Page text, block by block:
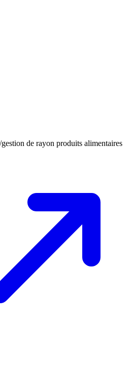
de rayon produits alimentaires